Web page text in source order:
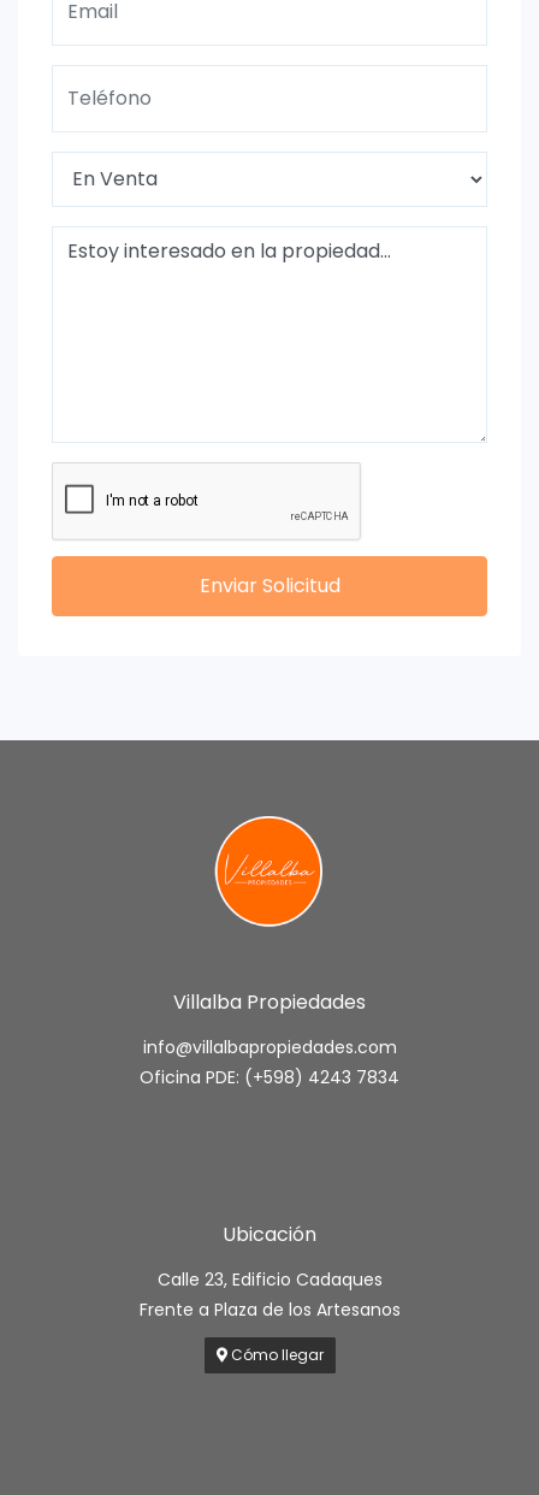
Enviar Solicitud
Villalba Propiedades
info@villalbapropiedades.com
Oficina PDE: (+598) 4243 7834
Ubicación
Calle 23, Edificio Cadaques
Frente a Plaza de los Artesanos
Cómo llegar